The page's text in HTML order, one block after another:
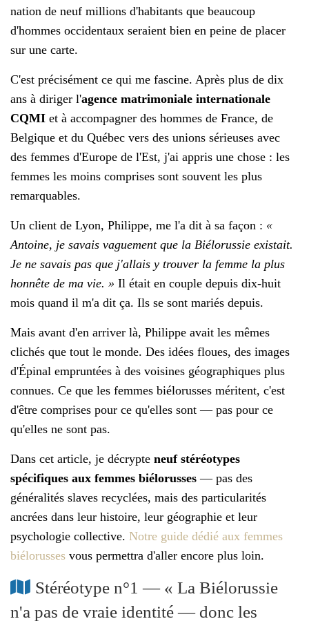
nation de neuf millions d'habitants que beaucoup
d'hommes occidentaux seraient bien en peine de placer
sur une carte.
C'est précisément ce qui me fascine. Après plus de dix
ans à diriger l'agence matrimoniale internationale
CQMI et à accompagner des hommes de France, de
Belgique et du Québec vers des unions sérieuses avec
des femmes d'Europe de l'Est, j'ai appris une chose : les
femmes les moins comprises sont souvent les plus
remarquables.
Un client de Lyon, Philippe, me l'a dit à sa façon : «
Antoine, je savais vaguement que la Biélorussie existait.
Je ne savais pas que j'allais y trouver la femme la plus
honnête de ma vie. » Il était en couple depuis dix-huit
mois quand il m'a dit ça. Ils se sont mariés depuis.
Mais avant d'en arriver là, Philippe avait les mêmes
clichés que tout le monde. Des idées floues, des images
d'Épinal empruntées à des voisines géographiques plus
connues. Ce que les femmes biélorusses méritent, c'est
d'être comprises pour ce qu'elles sont — pas pour ce
qu'elles ne sont pas.
Dans cet article, je décrypte neuf stéréotypes
spécifiques aux femmes biélorusses — pas des
généralités slaves recyclées, mais des particularités
ancrées dans leur histoire, leur géographie et leur
psychologie collective. Notre guide dédié aux femmes
biélorusses vous permettra d'aller encore plus loin.
Stéréotype n°1 — « La Biélorussie
n'a pas de vraie identité — donc les